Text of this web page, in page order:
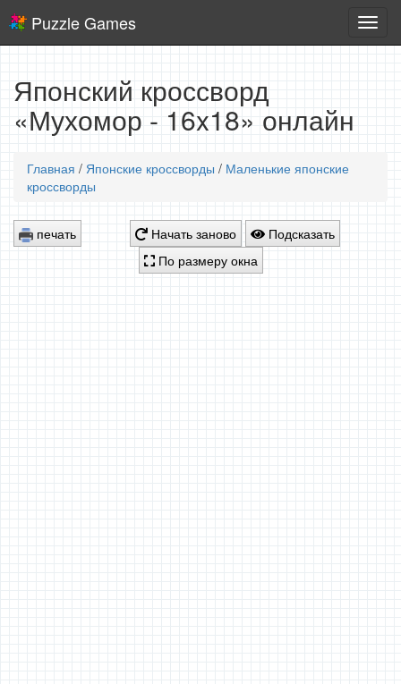
игры
Puzzle Games
Японский кроссворд
«Мухомор - 16x18» онлайн
Главная / Японские кроссворды / Маленькие японские
кроссворды
печать Начать заново
Подсказать
По размеру окна